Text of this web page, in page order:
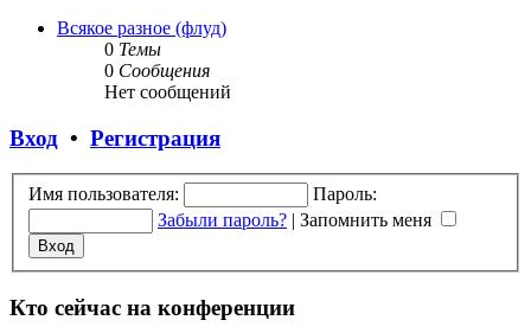
Всякое разное (флуд)
0 Темы
0 Сообщения
Нет сообщений
Вход • Регистрация
Имя пользователя:
Пароль:
Забыли пароль? | Запомнить меня
Кто сейчас на конференции